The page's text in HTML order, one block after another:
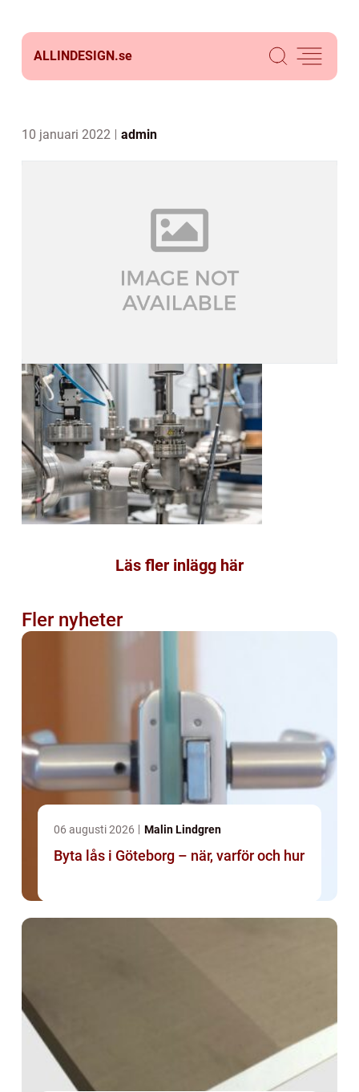
ALLINDESIGN.se
10 januari 2022 admin
Läs fler inlägg här
Fler nyheter
06 augusti 2026 Malin Lindgren
Byta lås i Göteborg – när, varför och hur